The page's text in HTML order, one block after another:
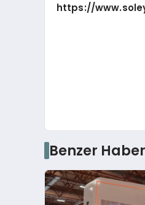
https://
Benzer